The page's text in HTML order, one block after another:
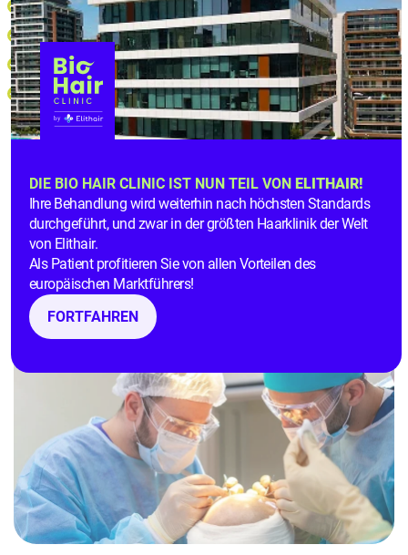
cone (sämtliche Dimethicone, Cyclomethicone)
conol (Dimethiconol)
oxane (Polysiloxane, Cyclopentasiloxane)
glycolsowie auf Trideceth-12, Hydroxypropyl und
Silicone Quaternium-22
vermieden werden.
Haartransplantation
Methode bei Haarschwund
DIE BIO HAIR CLINIC IST NUN TEIL VON ELITHAIR!
Ihre Behandlung wird weiterhin nach höchsten Standards
durchgeführt, und zwar in der größten Haarklinik der Welt
von Elithair.
Als Patient profitieren Sie von allen Vorteilen des
europäischen Marktführers!
FORTFAHREN